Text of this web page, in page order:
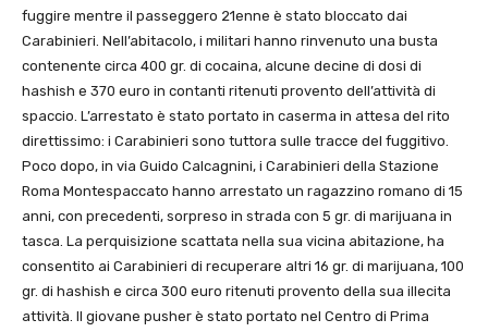
fuggire mentre il passeggero 21enne è stato bloccato dai
Carabinieri. Nell’abitacolo, i militari hanno rinvenuto una busta
contenente circa 400 gr. di cocaina, alcune decine di dosi di
hashish e 370 euro in contanti ritenuti provento dell’attività di
spaccio. L’arrestato è stato portato in caserma in attesa del rito
direttissimo: i Carabinieri sono tuttora sulle tracce del fuggitivo.
Poco dopo, in via Guido Calcagnini, i Carabinieri della Stazione
Roma Montespaccato hanno arrestato un ragazzino romano di 15
anni, con precedenti, sorpreso in strada con 5 gr. di marijuana in
tasca. La perquisizione scattata nella sua vicina abitazione, ha
consentito ai Carabinieri di recuperare altri 16 gr. di marijuana, 100
gr. di hashish e circa 300 euro ritenuti provento della sua illecita
attività. Il giovane pusher è stato portato nel Centro di Prima